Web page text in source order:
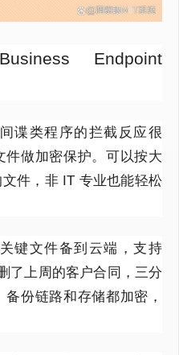
Endpoint
谍类程序的拦截反应很
做加密保护。可以按大
件，非 IT 专业也能轻松
键文件备到云端，支持
了上周的客户合同，三分
份链路和存储都加密，